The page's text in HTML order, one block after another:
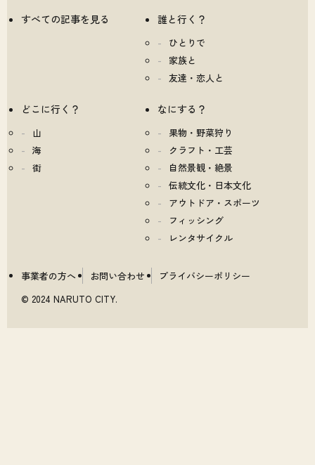
すべての記事を見る 誰と行く？
ひとりで
家族と
友達・恋人と
どこに行く？
山
海
街
なにする？
果物・野菜狩り
クラフト・工芸
自然景観・絶景
伝統文化・日本文化
アウトドア・スポーツ
フィッシング
レンタサイクル
事業者の方へ お問い合わせ
プライバシーポリシー
© 2024 NARUTO CITY.